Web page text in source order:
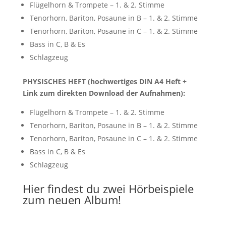
Flügelhorn & Trompete – 1. & 2. Stimme
Tenorhorn, Bariton, Posaune in B – 1. & 2. Stimme
Tenorhorn, Bariton, Posaune in C – 1. & 2. Stimme
Bass in C, B & Es
Schlagzeug
PHYSISCHES HEFT (hochwertiges DIN A4 Heft +
Link zum direkten Download der Aufnahmen):
Flügelhorn & Trompete – 1. & 2. Stimme
Tenorhorn, Bariton, Posaune in B – 1. & 2. Stimme
Tenorhorn, Bariton, Posaune in C – 1. & 2. Stimme
Bass in C, B & Es
Schlagzeug
Hier findest du zwei Hörbeispiele
zum neuen Album!